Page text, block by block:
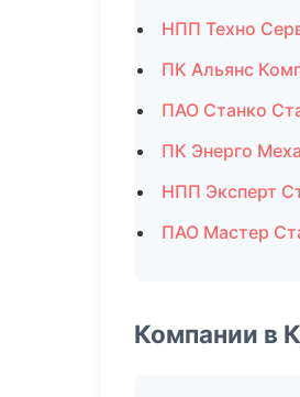
НПП Техно
ПК Альянс
ПАО Станко
ПК Энерго
НПП Эксперт
ПАО Мастер
Компании в